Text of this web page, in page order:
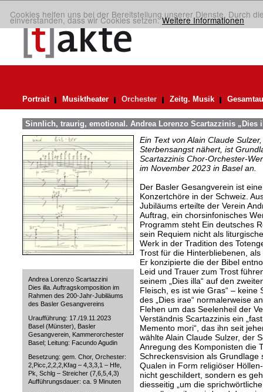
Cookies helfen uns bei der Bereitstellung unserer Dienste. Durch
einverstanden, dass wir Cookies setzen.Weitere Informationen
Portrait Musiktheater Orchester Zeitg. Musik
Sinnlich, traurig, emotional. Andrea Lorenzo Scartazzinis „Dies
Andrea Lorenzo Scartazzini
Dies illa. Auftragskomposition im
Rahmen des 200-Jahr-Jubiläums
des Basler Gesangvereins
Uraufführung: 17./19.11.2023
Basel (Münster), Basler
Gesangverein, Kammerorchester
Basel; Leitung: Facundo Agudin
Besetzung: gem. Chor, Orchester:
2,Picc,2,2,2,Kfag – 4,3,3,1 – Hfe,
Pk, Schlg – Streicher (7,6,5,4,3)
Aufführungsdauer: ca. 9 Minuten
Ein Text von Alain Claude
Sterbensangst nähert, ist
Scartazzinis Chor-Orchester-
im November 2023 in Basel an.
Der Basler Gesangverein ist
Konzertchöre in der Schweiz.
Jubiläums erteilte der Verein
Auftrag, ein chorsinfonisches
Programm steht Ein deutsches
sein Requiem nicht als
Werk in der Tradition des
Trost für die Hinterbliebenen,
Er konzipierte die der Bibel
Leid und Trauer zum Trost
seinem „Dies illa“ auf den
Fleisch, es ist wie Gras“ –
des „Dies irae“ normalerweise
Flehen um das Seelenheil der
Verständnis Scartazzinis ein
Memento mori“, das ihn seit
wählte Alain Claude Sulzer, der
Anregung des Komponisten die
Schreckensvision als Grundlage
Qualen in Form religiöser
nicht geschildert, sondern es
diesseitig „um die